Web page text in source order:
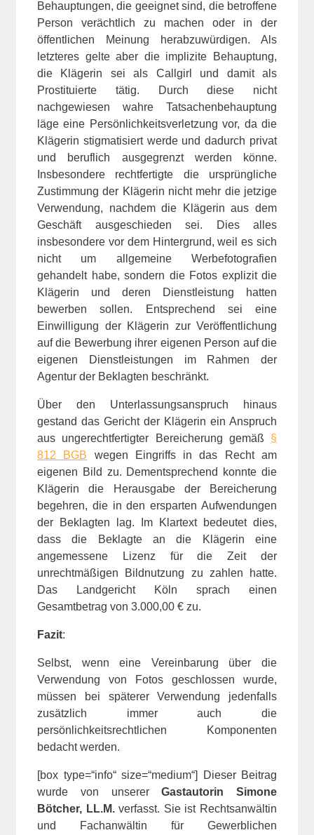
Behauptungen, die geeignet sind, die betroffene
Person verächtlich zu machen oder in der
öffentlichen Meinung herabzuwürdigen. Als
letzteres gelte aber die implizite Behauptung,
die Klägerin sei als Callgirl und damit als
Prostituierte tätig. Durch diese nicht
nachgewiesen wahre Tatsachenbehauptung
läge eine Persönlichkeitsverletzung vor, da die
Klägerin stigmatisiert werde und dadurch privat
und beruflich ausgegrenzt werden könne.
Insbesondere rechtfertigte die ursprüngliche
Zustimmung der Klägerin nicht mehr die jetzige
Verwendung, nachdem die Klägerin aus dem
Geschäft ausgeschieden sei. Dies alles
insbesondere vor dem Hintergrund, weil es sich
nicht um allgemeine Werbefotografien
gehandelt habe, sondern die Fotos explizit die
Klägerin und deren Dienstleistung hatten
bewerben sollen. Entsprechend sei eine
Einwilligung der Klägerin zur Veröffentlichung
auf die Bewerbung ihrer eigenen Person auf die
eigenen Dienstleistungen im Rahmen der
Agentur der Beklagten beschränkt.
Über den Unterlassungsanspruch hinaus
gestand das Gericht der Klägerin ein Anspruch
aus ungerechtfertigter Bereicherung gemäß §
812 BGB wegen Eingriffs in das Recht am
eigenen Bild zu. Dementsprechend konnte die
Klägerin die Herausgabe der Bereicherung
begehren, die in den ersparten Aufwendungen
der Beklagten lag. Im Klartext bedeutet dies,
dass die Beklagte an die Klägerin eine
angemessene Lizenz für die Zeit der
unrechtmäßigen Bildnutzung zu zahlen hatte.
Das Landgericht Köln sprach einen
Gesamtbetrag von 3.000,00 € zu.
Fazit:
Selbst, wenn eine Vereinbarung über die
Verwendung von Fotos geschlossen wurde,
müssen bei späterer Verwendung jedenfalls
zusätzlich immer auch die
persönlichkeitsrechtlichen Komponenten
bedacht werden.
[box type=“info“ size=“medium“] Dieser Beitrag
wurde von unsererGastautorin Simone
Bötcher, LL.M.verfasst. Sie ist Rechtsanwältin
und Fachanwältin für Gewerblichen